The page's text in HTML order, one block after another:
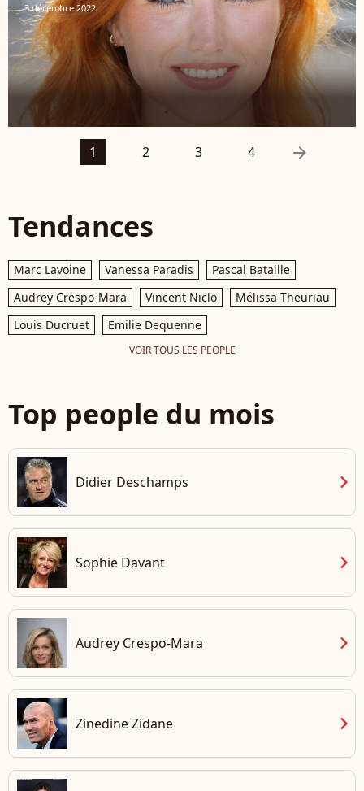
3 décembre 2022
1 2 3 4 arrow_right
Tendances
Marc Lavoine Vanessa Paradis
Pascal Bataille
Audrey Crespo-Mara
Vincent Niclo
Mélissa Theuriau
Louis Ducruet
Emilie Dequenne
VOIR TOUS LES PEOPLE
Top people du mois
Didier Deschamps chevron_right
Sophie Davant chevron_right
Audrey Crespo-Mara chevron_right
Zinedine Zidane chevron_right